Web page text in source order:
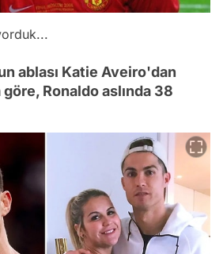
ablası Katie Aveiro'dan
Ronaldo aslında 38